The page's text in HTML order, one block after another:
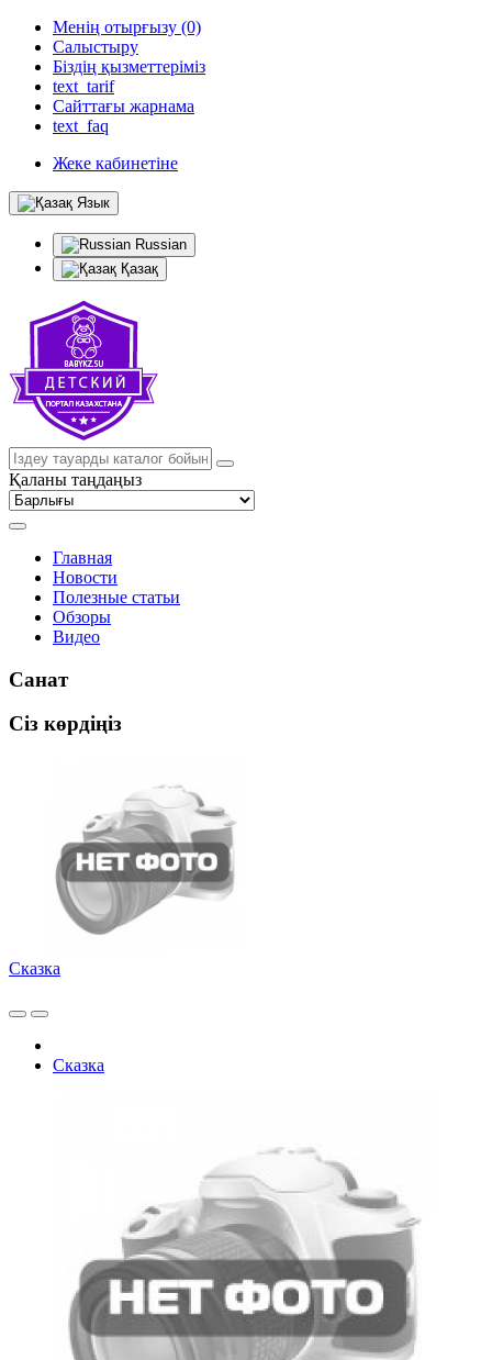
Менің отырғызу (0)
Салыстыру
Біздің қызметтеріміз
text_tarif
Сайттағы жарнама
text_faq
Жеке кабинетіне
Язык
Russian
Қазақ
Қаланы таңдаңыз
Главная
Новости
Полезные статьи
Обзоры
Видео
Санат
Сіз көрдіңіз
Сказка
Сказка